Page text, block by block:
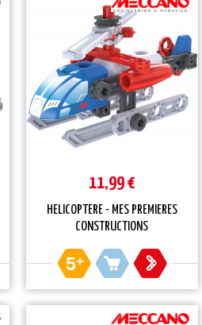
11,99 €
HELICOPTERE - MES PREMIERES
CONSTRUCTIONS
5+